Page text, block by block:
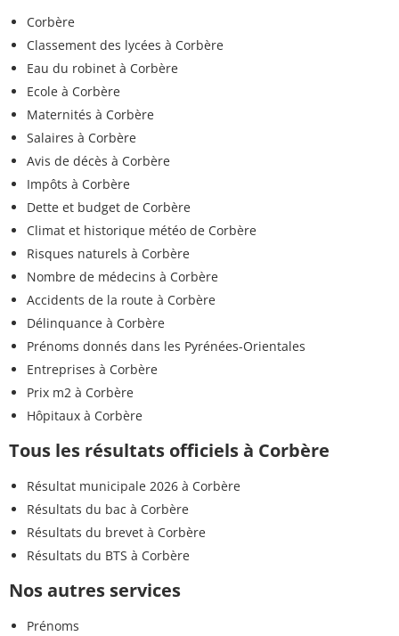
Corbère
Classement des lycées à Corbère
Eau du robinet à Corbère
Ecole à Corbère
Maternités à Corbère
Salaires à Corbère
Avis de décès à Corbère
Impôts à Corbère
Dette et budget de Corbère
Climat et historique météo de Corbère
Risques naturels à Corbère
Nombre de médecins à Corbère
Accidents de la route à Corbère
Délinquance à Corbère
Prénoms donnés dans les Pyrénées-Orientales
Entreprises à Corbère
Prix m2 à Corbère
Hôpitaux à Corbère
Tous les résultats officiels à Corbère
Résultat municipale 2026 à Corbère
Résultats du bac à Corbère
Résultats du brevet à Corbère
Résultats du BTS à Corbère
Nos autres services
Prénoms